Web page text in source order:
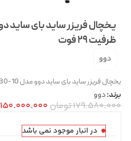
ظرفیت ۲۹ فوت
دوو
یخچال فریزر ساید بای ساید دوو مدل SXI30-10 ظرفیت ۲۹ فوت
برند:دوو
179.580.000تومان150.000.000
در انبار موجود نمی باشد